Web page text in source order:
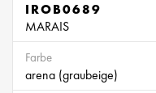
IROB0689
MARAIS
Farbe
arena (graubeige)